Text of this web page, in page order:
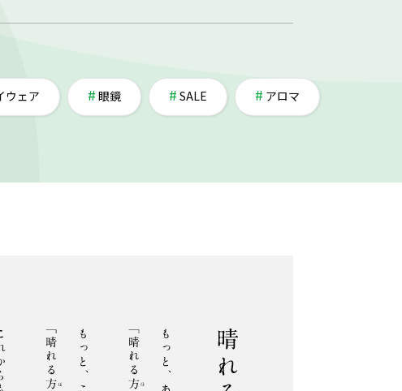
ウェア 眼鏡 SALE アロマ